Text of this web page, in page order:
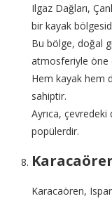
Ilgaz Dağları,
bir kayak
Bu bölge, doğal
atmosferiyle öne
Hem kayak hem
sahiptir.
Ayrıca,
popülerdir.
Karacaören,